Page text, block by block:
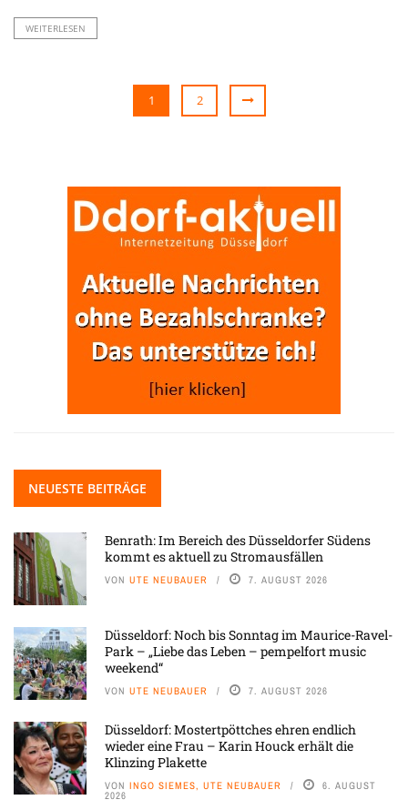
WEITERLESEN
1 2
NEUESTE BEITRÄGE
Benrath: Im Bereich des Düsseldorfer Südens
kommt es aktuell zu Stromausfällen
VON UTE NEUBAUER 7. AUGUST 2026
Düsseldorf: Noch bis Sonntag im Maurice-Ravel-
Park – „Liebe das Leben – pempelfort music
weekend“
VON UTE NEUBAUER 7. AUGUST 2026
Düsseldorf: Mostertpöttches ehren endlich
wieder eine Frau – Karin Houck erhält die
Klinzing Plakette
VON INGO SIEMES, UTE NEUBAUER 6. AUGUST
2026